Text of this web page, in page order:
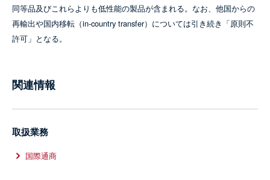
同等品及びこれらよりも低性能の製品が含まれる。なお、他国からの
再輸出や国内移転（in-country transfer）については引き続き「原則不
許可」となる。
関連情報
取扱業務
国際通商